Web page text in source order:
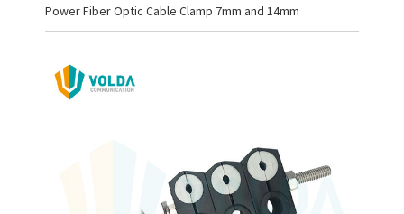
Power Fiber Optic Cable Clamp 7mm and 14mm